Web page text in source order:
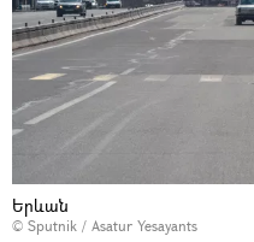
Երևան
© Sputnik / Asatur Yesayants